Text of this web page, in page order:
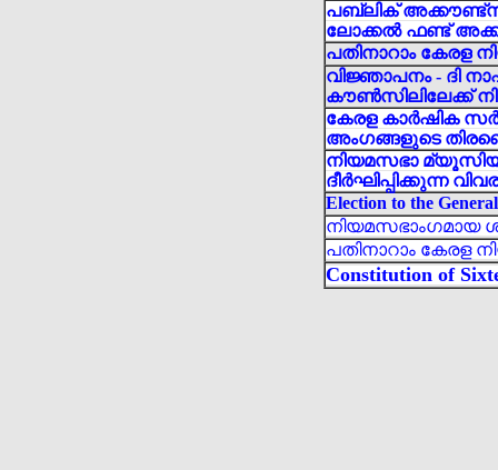
പബ്ലിക് അക്കൗണ്ട്സ്
ലോക്കൽ ഫണ്ട്
പതിനാറാം കേരള
വിജ്ഞാപനം - ദി
കൗൺസിലിലേക്ക്
കേരള കാർഷിക
അംഗങ്ങളുടെ
നിയമസഭാ
ദീർഘിപ്പിക്കുന്ന
Election to the
നിയമസഭാംഗമായ
പതിനാറാം കേരള
Constitution of